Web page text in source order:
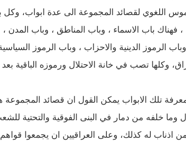
اللغوي لقصائد المجموعة الى عدة ابواب،
فهناك باب الاسماء ، وباب المناطق ، وباب المدن ،
الرموز الدينية والاحزاب ، وباب الرموز
وكلها تصب في خانة الاحتلال ورموزه الباقية
تلك الابواب يمكن القول ان قصائد المجموعة
وما خلفه من دمار في البنى الفوقية والتحتية
اذناب له كذلك، وعلى العراقيين ان يجمعوا